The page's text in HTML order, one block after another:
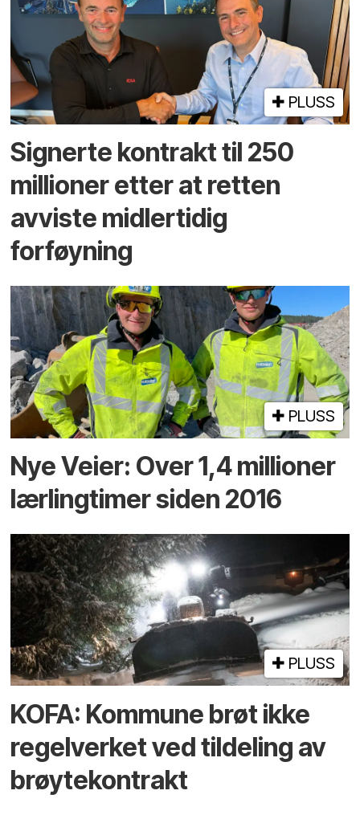
PLUSS
Signerte kontrakt til 250
millioner etter at retten
avviste midlertidig
forføyning
PLUSS
Nye Veier: Over 1,4 millioner
lærlingtimer siden 2016
PLUSS
KOFA: Kommune brøt ikke
regelverket ved tildeling av
brøytekontrakt